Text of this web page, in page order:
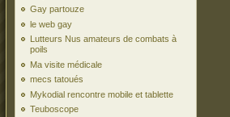
Gay partouze
le web gay
Lutteurs Nus amateurs de combats à
poils
Ma visite médicale
mecs tatoués
Mykodial rencontre mobile et tablette
Teuboscope